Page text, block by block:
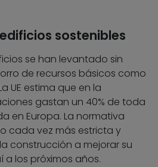
sostenibles
se han levantado sin
de recursos básicos como
UE estima que en la
gastan un 40% de toda
en Europa. La normativa
cada vez más estricta y
construcción a mejorar su
los próximos años.